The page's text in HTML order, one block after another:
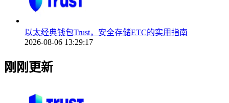
以太经典钱包Trust，安全存储ETC的实用指南
2026-08-06 13:29:17
刚刚更新